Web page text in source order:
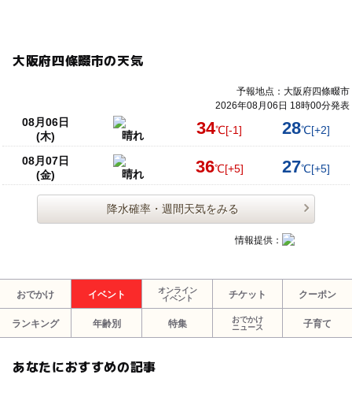
大阪府四條畷市の天気
予報地点：大阪府四條畷市
2026年08月06日 18時00分発表
08月06日
(木)
晴れ 34℃[-1] 28℃[+2]
08月07日
(金)
晴れ 36℃[+5] 27℃[+5]
降水確率・週間天気をみる
情報提供：
おでかけ イベント
オンライン
イベント
チケット クーポン
ランキング 年齢別 特集
おでかけ
ニュース
子育て
あなたにおすすめの記事